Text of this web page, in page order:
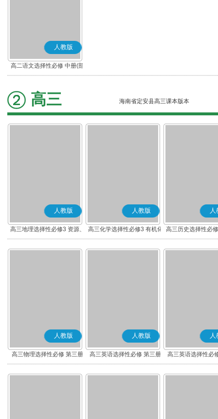
人教版
高二语文选择性必修 中册(部
编版)
高三 海南省定安县高三课本版本
人教版
高三地理选择性必修3 资源、
环境与国家安全
人教版
高三化学选择性必修3 有机化
学基础
人
高三历史选择性必
流与传播(部
人教版
高三物理选择性必修 第三册
人教版
高三英语选择性必修 第三册
人
高三英语选择性必